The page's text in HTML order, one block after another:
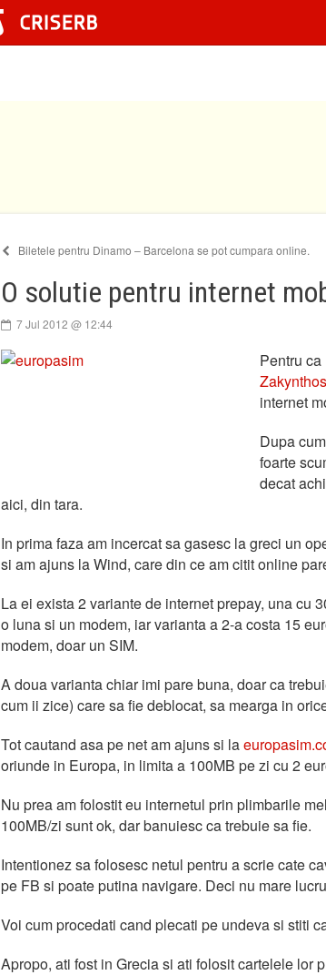
Biletele pentru Dinamo – Barcelona se pot cumpara online.
O solutie pentru internet
7 Jul 2012 @ 12:44
Pentru
Zakynthos
internet
Dupa
foarte
decat
aici, din tara.
In prima faza am incercat sa gasesc la greci un
si am ajuns la Wind, care din ce am citit online
La ei exista 2 variante de internet prepay, una cu
o luna si un modem, iar varianta a 2-a costa 15
modem, doar un SIM.
A doua varianta chiar imi pare buna, doar ca
cum ii zice) care sa fie deblocat, sa mearga in
Tot cautand asa pe net am ajuns si la
oriunde in Europa, in limita a 100MB pe zi cu 2
Nu prea am folostit eu internetul prin plimbarile
100MB/zi sunt ok, dar banuiesc ca trebuie sa fie.
Intentionez sa folosesc netul pentru a scrie cate
pe FB si poate putina navigare. Deci nu mare
Voi cum procedati cand plecati pe undeva si stiti
Apropo, ati fost in Grecia si ati folosit cartelele lor